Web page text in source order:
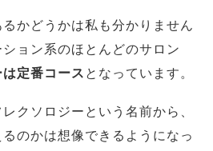
かどうかは私も分かりません
ョン系のほとんどのサロン
定番コース となっています。
クソロジーという名前から、
のかは想像できるようになっ